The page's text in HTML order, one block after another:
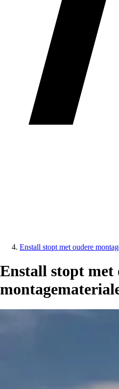
Enstall stopt met oudere
Enstall stopt met